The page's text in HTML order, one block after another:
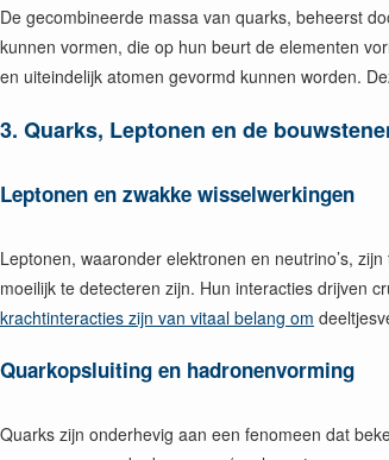
De gecombineerde massa van quarks, beheerst
kunnen vormen, die op hun beurt de elementen
en uiteindelijk atomen gevormd kunnen worden.
3. Quarks, Leptonen en de
Leptonen en zwakke wisselwerkingen
Leptonen, waaronder elektronen en neutrino’s,
moeilijk te detecteren zijn. Hun interacties drijven
krachtinteracties zijn van vitaal belang om
Quarkopsluiting en hadronenvorming
Quarks zijn onderhevig aan een fenomeen dat